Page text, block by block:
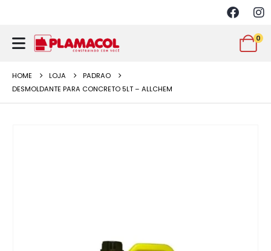
0
HOME LOJA
PADRAO
DESMOLDANTE PARA CONCRETO 5LT – ALLCHEM